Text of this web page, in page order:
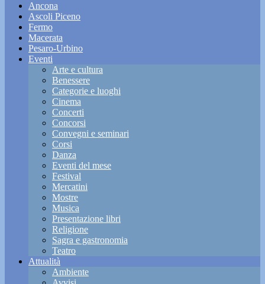
Ancona
Ascoli Piceno
Fermo
Macerata
Pesaro-Urbino
Eventi
Arte e cultura
Benessere
Categorie e luoghi
Cinema
Concerti
Concorsi
Convegni e seminari
Corsi
Danza
Eventi del mese
Festival
Mercatini
Mostre
Musica
Presentazione libri
Religione
Sagra e gastronomia
Teatro
Attualità
Ambiente